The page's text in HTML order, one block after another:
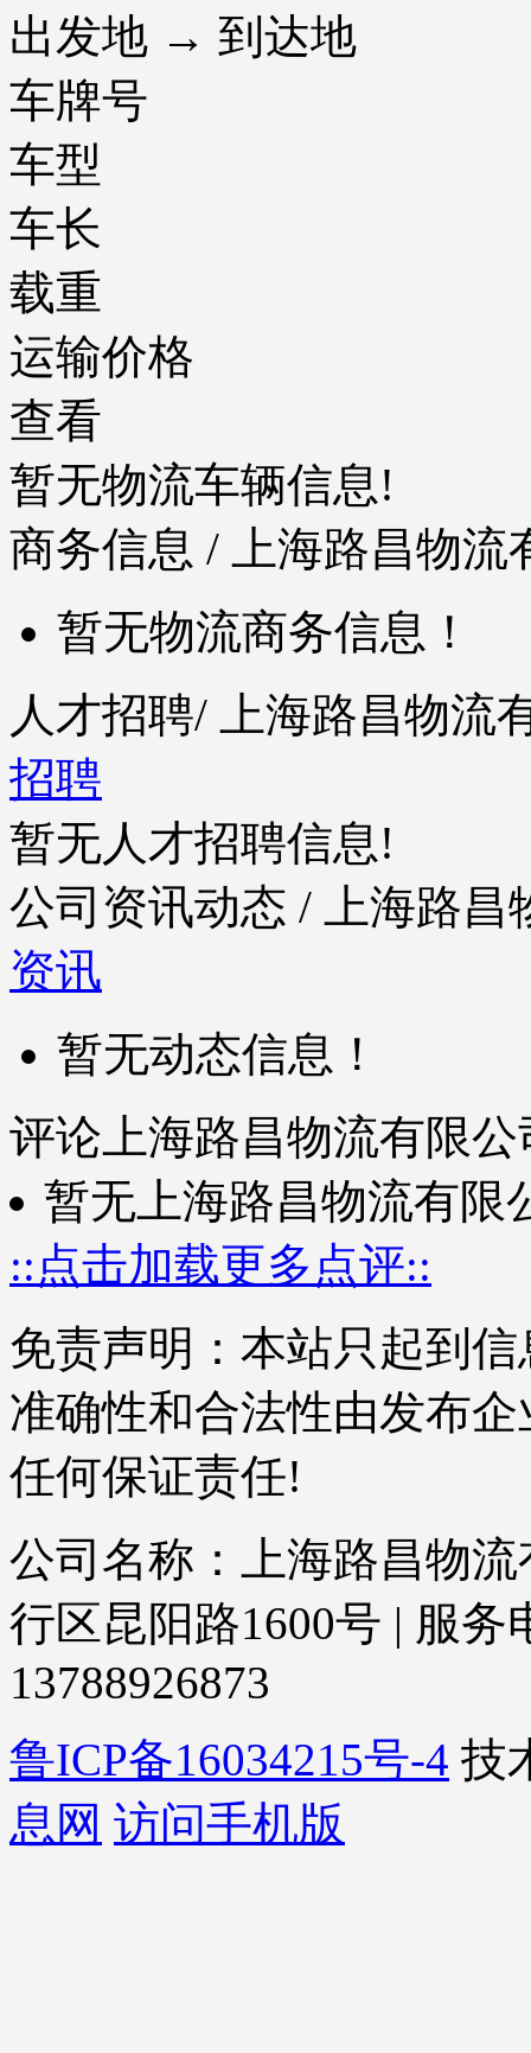
出发地 → 到达地
车牌号
车型
车长
载重
运输价格
查看
暂无物流车辆信息!
商务信息 / 上海路昌物流
暂无物流商务信息！
人才招聘/ 上海路昌物流
招聘
暂无人才招聘信息!
公司资讯动态 / 上海路昌
资讯
暂无动态信息！
评论上海路昌物流有限公
暂无上海路昌物流有限
::点击加载更多点评::
免责声明：本站只起到
准确性和合法性由发布
任何保证责任!
公司名称：上海路昌物
行区昆阳路1600号 | 服务
13788926873
鲁ICP备16034215号-4 技
息网 访问手机版